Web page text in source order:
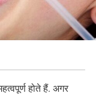
होते हैं. अगर